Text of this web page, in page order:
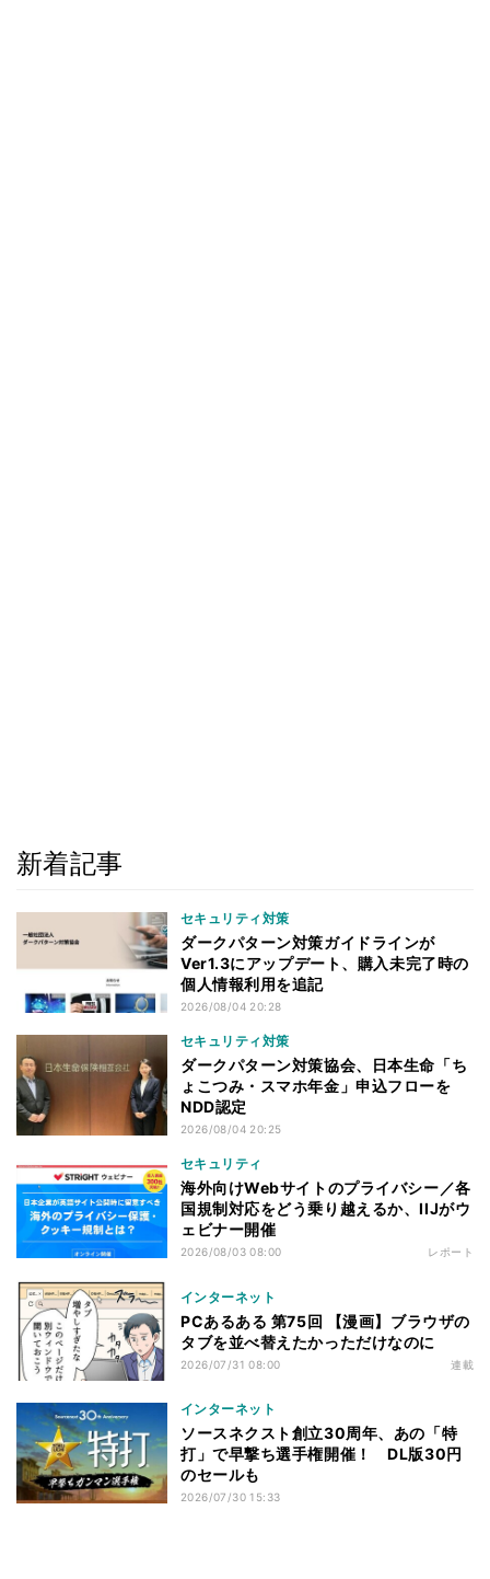
新着記事
セキュリティ対策
ダークパターン対策ガイドラインが
Ver1.3にアップデート、購入未完了時の
個人情報利用を追記
2026/08/04 20:28
セキュリティ対策
ダークパターン対策協会、日本生命「ち
ょこつみ・スマホ年金」申込フローを
NDD認定
2026/08/04 20:25
セキュリティ
海外向けWebサイトのプライバシー／各
国規制対応をどう乗り越えるか、IIJがウ
ェビナー開催
2026/08/03 08:00 レポート
インターネット
PCあるある 第75回 【漫画】ブラウザの
タブを並べ替えたかっただけなのに
2026/07/31 08:00 連載
インターネット
ソースネクスト創立30周年、あの「特
打」で早撃ち選手権開催！ DL版30円
のセールも
2026/07/30 15:33